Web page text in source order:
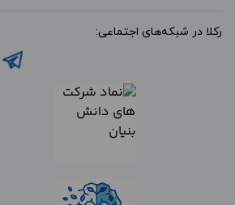
رکلا در شبکه‌های اجتماعی: